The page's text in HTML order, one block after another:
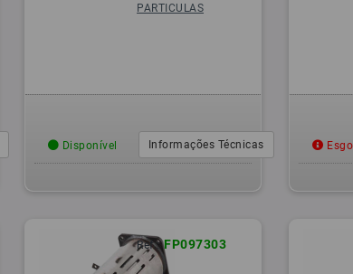
PARTICULAS
Disponível Informações Técnicas
Ref.: FP097303